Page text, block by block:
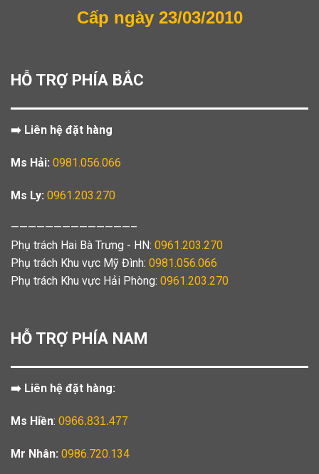
Cấp ngày 23/03/2010
HỖ TRỢ PHÍA BẮC
➡️ Liên hệ đặt hàng
Ms Hải: 0981.056.066
Ms Ly: 0961.203.270
——————————————–
Phụ trách Hai Bà Trưng - HN: 0961.203.270
Phụ trách Khu vực Mỹ Đình: 0981.056.066
Phụ trách Khu vực Hải Phòng: 0961.203.270
HỖ TRỢ PHÍA NAM
➡️ Liên hệ đặt hàng:
Ms Hiền: 0966.831.477
Mr Nhân: 0986.720.134